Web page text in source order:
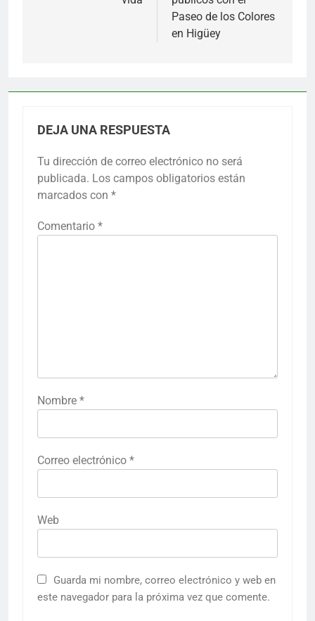
Paseo de los Colores
en Higüey
DEJA UNA RESPUESTA
Tu dirección de correo electrónico no será
publicada. Los campos obligatorios están
marcados con *
Comentario *
Nombre *
Correo electrónico *
Web
Guarda mi nombre, correo electrónico y web en
este navegador para la próxima vez que comente.